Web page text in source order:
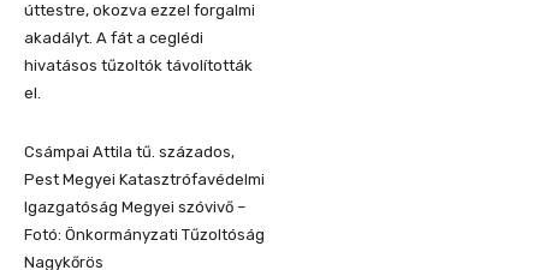
úttestre, okozva ezzel forgalmi
akadályt. A fát a ceglédi
hivatásos tűzoltók távolították
el.
Csámpai Attila tű. százados,
Pest Megyei Katasztrófavédelmi
Igazgatóság Megyei szóvivő –
Fotó: Önkormányzati Tűzoltóság
Nagykőrös